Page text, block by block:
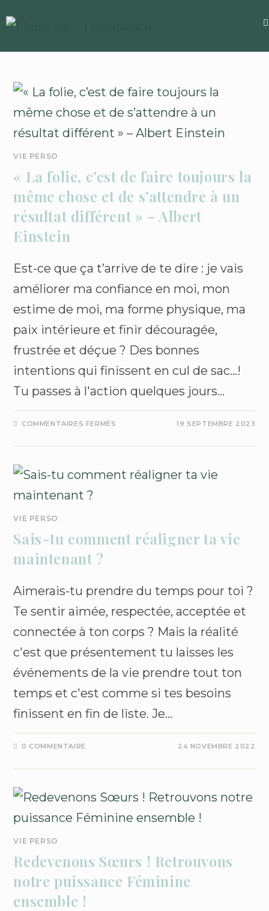
VIE PERSO
« La folie, c’est de faire toujours la
même chose et de s’attendre à un
résultat différent » – Albert
Einstein
Est-ce que ça t’arrive de te dire : je vais
améliorer ma confiance en moi, mon
estime de moi, ma forme physique, ma
paix intérieure et finir découragée,
frustrée et déçue ? Des bonnes
intentions qui finissent en cul de sac...!
Tu passes à l'action quelques jours…
COMMENTAIRES FERMÉS 19 SEPTEMBRE 2023
VIE PERSO
Sais-tu comment réaligner ta vie
maintenant ?
Aimerais-tu prendre du temps pour toi ?
Te sentir aimée, respectée, acceptée et
connectée à ton corps ? Mais la réalité
c'est que présentement tu laisses les
événements de la vie prendre tout ton
temps et c'est comme si tes besoins
finissent en fin de liste. Je…
0 COMMENTAIRE 24 NOVEMBRE 2022
VIE PERSO
Redevenons Sœurs ! Retrouvons
notre puissance Féminine
ensemble !